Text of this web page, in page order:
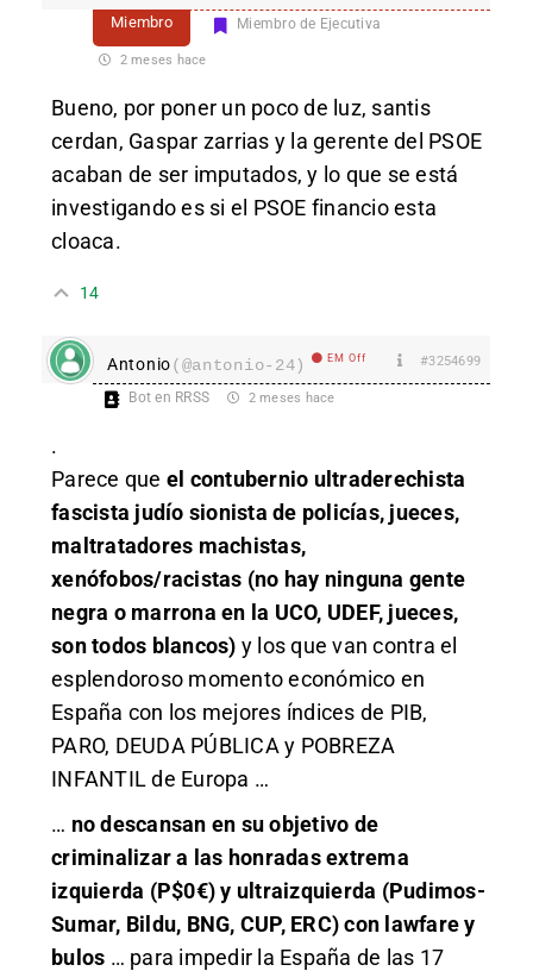
Miembro Miembro de Ejecutiva
2 meses hace
Bueno, por poner un poco de luz, santis
cerdan, Gaspar zarrias y la gerente del PSOE
acaban de ser imputados, y lo que se está
investigando es si el PSOE financio esta
cloaca.
14
Antonio(@antonio-24) EM Off #3254699
Bot en RRSS 2 meses hace
.
Parece que el contubernio ultraderechista
fascista judío sionista de policías, jueces,
maltratadores machistas,
xenófobos/racistas (no hay ninguna gente
negra o marrona en la UCO, UDEF, jueces,
son todos blancos) y los que van contra el
esplendoroso momento económico en
España con los mejores índices de PIB,
PARO, DEUDA PÚBLICA y POBREZA
INFANTIL de Europa …
… no descansan en su objetivo de
criminalizar a las honradas extrema
izquierda (P$0€) y ultraizquierda (Pudimos-
Sumar, Bildu, BNG, CUP, ERC) con lawfare y
bulos … para impedir la España de las 17